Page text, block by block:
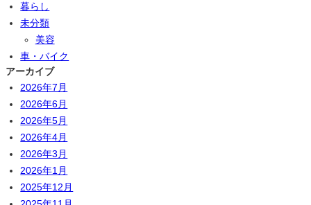
暮らし
未分類
美容
車・バイク
アーカイブ
2026年7月
2026年6月
2026年5月
2026年4月
2026年3月
2026年1月
2025年12月